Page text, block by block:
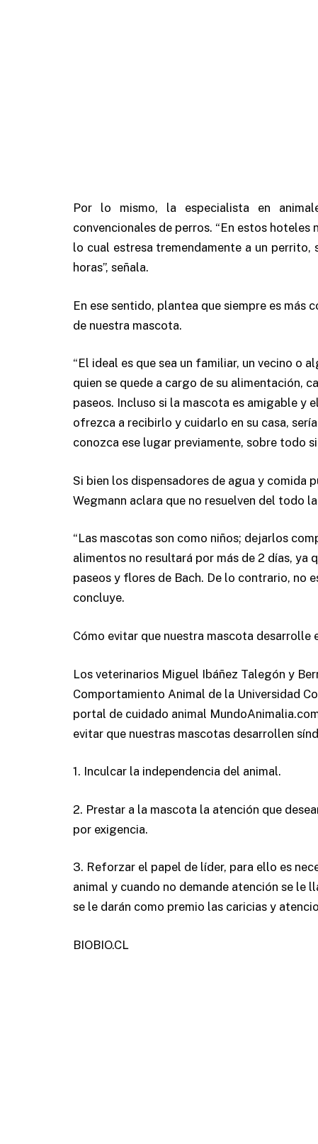
Por lo mismo, la especialista en
convencionales de perros. “En estos
lo cual estresa tremendamente a un
horas”, señala.
En ese sentido, plantea que siempre es más
de nuestra mascota.
“El ideal es que sea un familiar, un vecino o
quien se quede a cargo de su alimentación,
paseos. Incluso si la mascota es amigable y
ofrezca a recibirlo y cuidarlo en su casa,
conozca ese lugar previamente, sobre todo
Si bien los dispensadores de agua y comida
Wegmann aclara que no resuelven del todo
“Las mascotas son como niños; dejarlos
alimentos no resultará por más de 2 días, ya
paseos y flores de Bach. De lo contrario, no
concluye.
Cómo evitar que nuestra mascota desarrolle
Los veterinarios Miguel Ibáñez Talegón y
Comportamiento Animal de la Universidad
portal de cuidado animal
evitar que nuestras mascotas desarrollen
1. Inculcar la independencia del animal.
2. Prestar a la mascota la atención que
por exigencia.
3. Reforzar el papel de líder, para ello es
animal y cuando no demande atención se le
se le darán como premio las caricias y
BIOBIO.CL